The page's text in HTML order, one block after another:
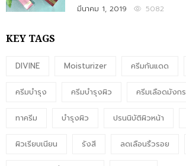
Posted
มีนาคม 1, 2019 5082
KEY TAGS
DIVINE Moisturizer ครีมกันแดด
ครีมบำรุง ครีมบำรุงผิว ครีมเลือดมังกร
ทาครีม บำรุงผิว ปรนนิบัติผิวหน้า
ผิวเรียบเนียน รังสี ลดเลือนริ้วรอย